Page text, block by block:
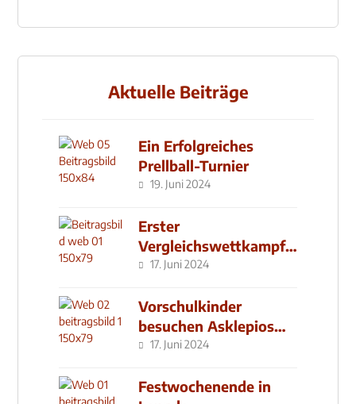
Aktuelle Beiträge
Ein Erfolgreiches
Prellball-Turnier
19. Juni 2024
Erster
Vergleichswettkampf
seit 2019
17. Juni 2024
Vorschulkinder
besuchen Asklepios
Klinik
17. Juni 2024
Festwochenende in